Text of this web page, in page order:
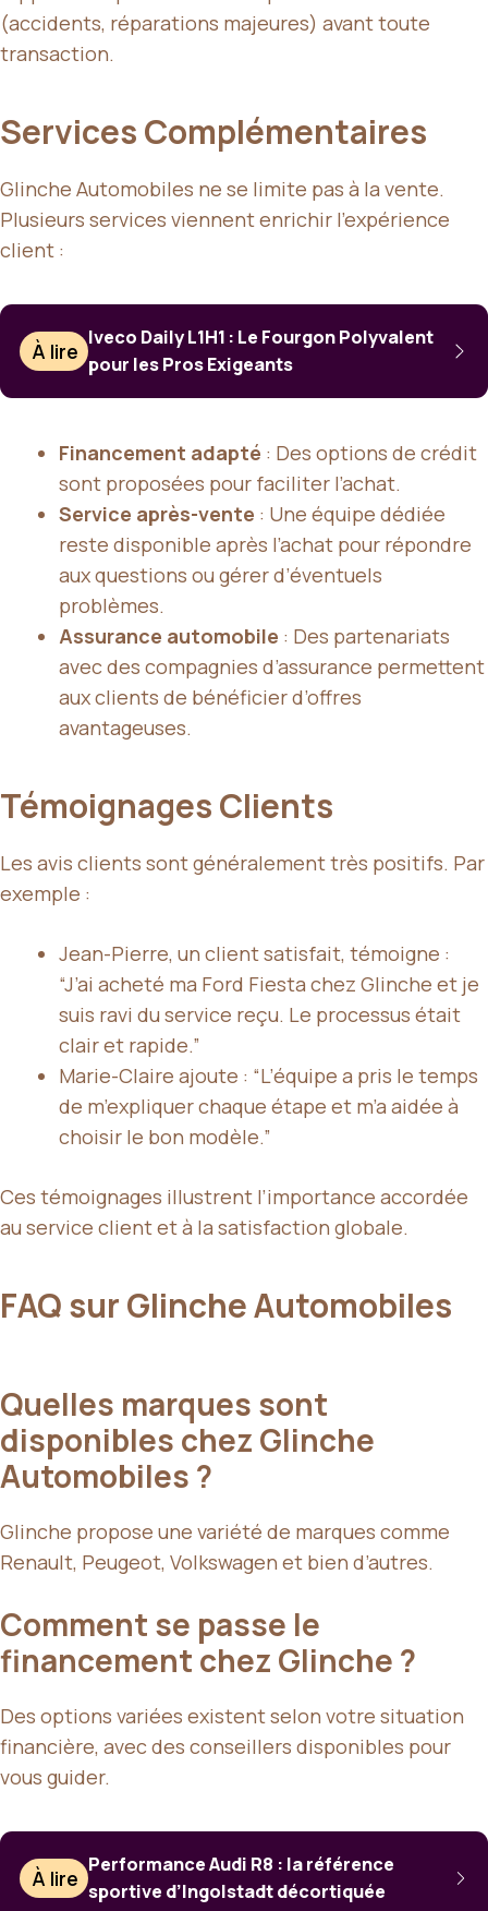
(accidents, réparations majeures) avant toute
transaction.
Services Complémentaires
Glinche Automobiles ne se limite pas à la vente.
Plusieurs services viennent enrichir l’expérience
client :
À lire
Iveco Daily L1H1 : Le Fourgon Polyvalent
pour les Pros Exigeants
Financement adapté : Des options de crédit
sont proposées pour faciliter l’achat.
Service après-vente : Une équipe dédiée
reste disponible après l’achat pour répondre
aux questions ou gérer d’éventuels
problèmes.
Assurance automobile : Des partenariats
avec des compagnies d’assurance permettent
aux clients de bénéficier d’offres
avantageuses.
Témoignages Clients
Les avis clients sont généralement très positifs. Par
exemple :
Jean-Pierre, un client satisfait, témoigne :
“J’ai acheté ma Ford Fiesta chez Glinche et je
suis ravi du service reçu. Le processus était
clair et rapide.”
Marie-Claire ajoute : “L’équipe a pris le temps
de m’expliquer chaque étape et m’a aidée à
choisir le bon modèle.”
Ces témoignages illustrent l’importance accordée
au service client et à la satisfaction globale.
FAQ sur Glinche Automobiles
Quelles marques sont
disponibles chez Glinche
Automobiles ?
Glinche propose une variété de marques comme
Renault, Peugeot, Volkswagen et bien d’autres.
Comment se passe le
financement chez Glinche ?
Des options variées existent selon votre situation
financière, avec des conseillers disponibles pour
vous guider.
À lire
Performance Audi R8 : la référence
sportive d’Ingolstadt décortiquée